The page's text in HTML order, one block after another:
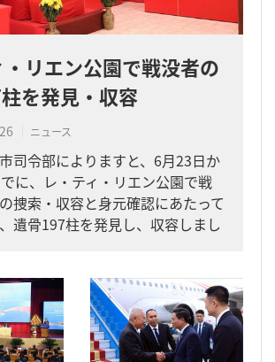
・リエン公園で戦没者の
を発見・収容
ニュース
司令部によりますと、6月23日か
に、レ・ティ・リエン公園で戦
捜索・収容と身元確認にあたって
遺骨197柱を発見し、収容しまし